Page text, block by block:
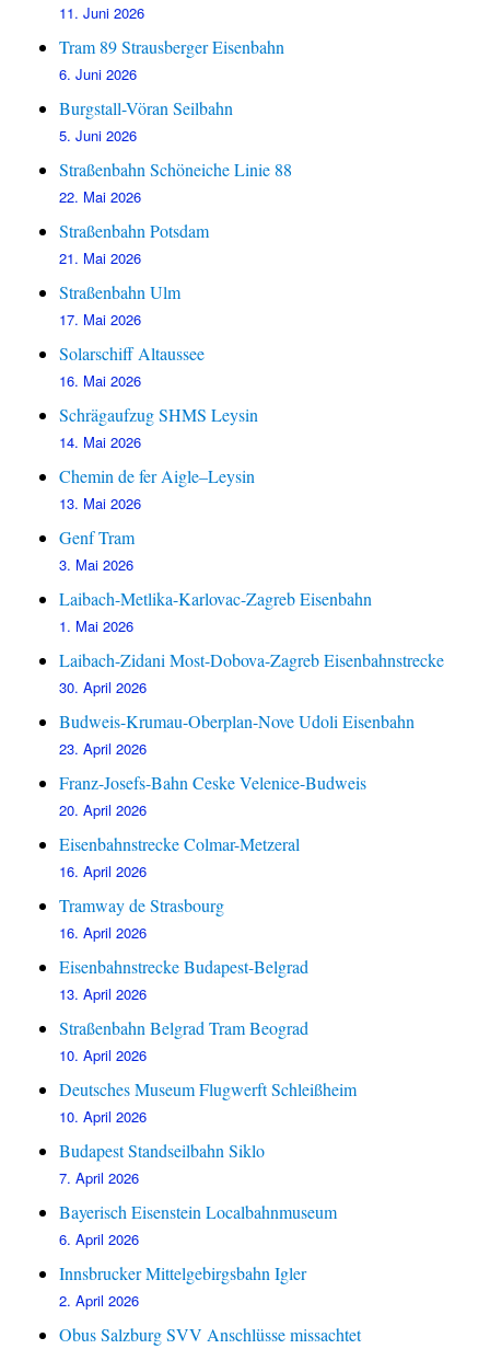
11. Juni 2026
Tram 89 Strausberger Eisenbahn
6. Juni 2026
Burgstall-Vöran Seilbahn
5. Juni 2026
Straßenbahn Schöneiche Linie 88
22. Mai 2026
Straßenbahn Potsdam
21. Mai 2026
Straßenbahn Ulm
17. Mai 2026
Solarschiff Altaussee
16. Mai 2026
Schrägaufzug SHMS Leysin
14. Mai 2026
Chemin de fer Aigle–Leysin
13. Mai 2026
Genf Tram
3. Mai 2026
Laibach-Metlika-Karlovac-Zagreb Eisenbahn
1. Mai 2026
Laibach-Zidani Most-Dobova-Zagreb Eisenbahnstrecke
30. April 2026
Budweis-Krumau-Oberplan-Nove Udoli Eisenbahn
23. April 2026
Franz-Josefs-Bahn Ceske Velenice-Budweis
20. April 2026
Eisenbahnstrecke Colmar-Metzeral
16. April 2026
Tramway de Strasbourg
16. April 2026
Eisenbahnstrecke Budapest-Belgrad
13. April 2026
Straßenbahn Belgrad Tram Beograd
10. April 2026
Deutsches Museum Flugwerft Schleißheim
10. April 2026
Budapest Standseilbahn Siklo
7. April 2026
Bayerisch Eisenstein Localbahnmuseum
6. April 2026
Innsbrucker Mittelgebirgsbahn Igler
2. April 2026
Obus Salzburg SVV Anschlüsse missachtet